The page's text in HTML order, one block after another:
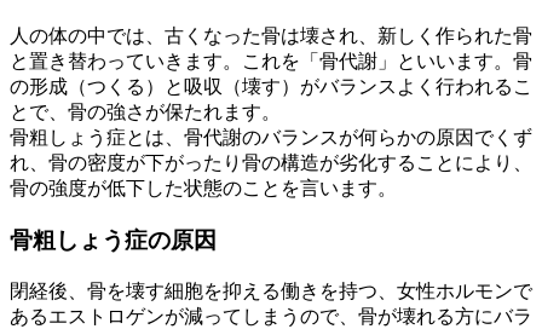
人の体の中では、古くなった骨は壊され、新しく作られた骨
と置き替わっていきます。これを「骨代謝」といいます。骨
の形成（つくる）と吸収（壊す）がバランスよく行われるこ
とで、骨の強さが保たれます。
骨粗しょう症とは、骨代謝のバランスが何らかの原因でくず
れ、骨の密度が下がったり骨の構造が劣化することにより、
骨の強度が低下した状態のことを言います。
骨粗しょう症の原因
閉経後、骨を壊す細胞を抑える働きを持つ、女性ホルモンで
あるエストロゲンが減ってしまうので、骨が壊れる方にバラ